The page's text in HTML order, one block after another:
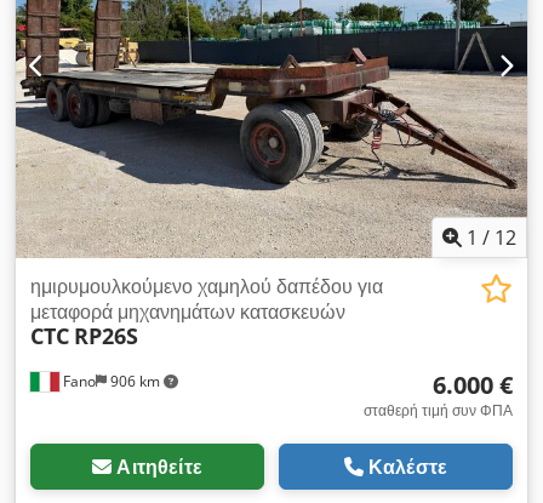
1 / 12
Fano 906 km
ημιρυμουλκούμενο χαμηλού δαπέδου για
μεταφορά μηχανημάτων κατασκευών
CTC RP26S
6.000 €
σταθερή τιμή συν ΦΠΑ
Αιτηθείτε Καλέστε